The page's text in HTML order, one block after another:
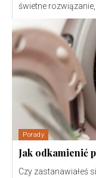
świetne rozwiązanie,...
Porady
Jak odkamienić
Czy zastanawiałeś